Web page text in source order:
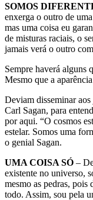
SOMOS
enxerga o outro de
mas uma coisa eu
de misturas raciais, o
jamais verá o outro
Sempre haverá alguns
Mesmo que a
Deviam disseminar
Carl Sagan, para
por aqui. “O cosmos
estelar. Somos uma
o genial Sagan.
UMA COISA SÓ –
existente no universo,
mesmo as pedras, pois
todo. Assim, sou pela